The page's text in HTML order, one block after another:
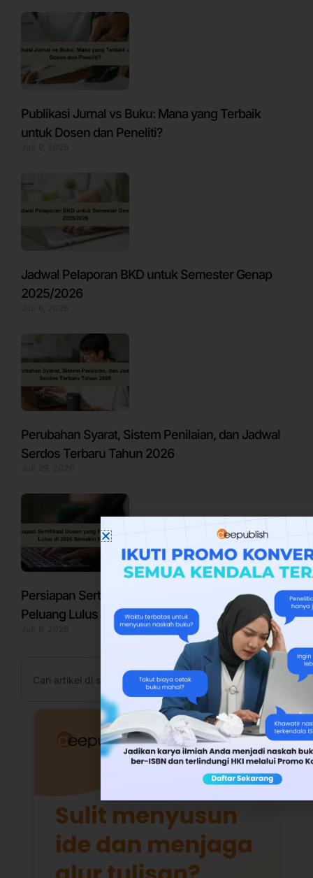
Publikasi Jurnal vs Buku: Mana yang Terbaik
untuk Dosen dan Peneliti?
Jadwal Pelaporan BKD untuk Semester Genap
2025/2026
Perubahan Syarat, Sistem Penilaian, dan Jadwal
Serdos Terbaru Tahun 2026
Persiapan Sertifikasi Dosen yang Matang,
Peluang Lulus di 2026 Semakin Besar
Cari